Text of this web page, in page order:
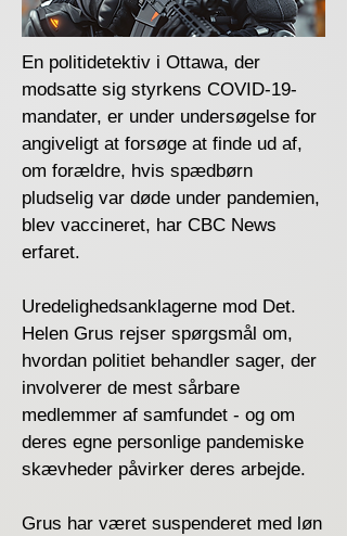
En politidetektiv i Ottawa, der
modsatte sig styrkens COVID-19-
mandater, er under undersøgelse for
angiveligt at forsøge at finde ud af,
om forældre, hvis spædbørn
pludselig var døde under pandemien,
blev vaccineret, har CBC News
erfaret.
Uredelighedsanklagerne mod Det.
Helen Grus rejser spørgsmål om,
hvordan politiet behandler sager, der
involverer de mest sårbare
medlemmer af samfundet - og om
deres egne personlige pandemiske
skævheder påvirker deres arbejde.
Grus har været suspenderet med løn